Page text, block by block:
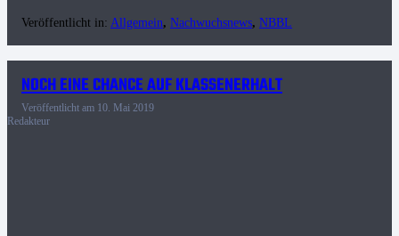
Veröffentlicht in: Allgemein, Nachwuchsnews, NBBL
NOCH EINE CHANCE AUF KLASSENERHALT
Veröffentlicht am 10. Mai 2019
Redakteur